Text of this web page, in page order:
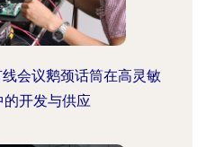
线会议鹅颈话筒在高灵敏
的开发与供应